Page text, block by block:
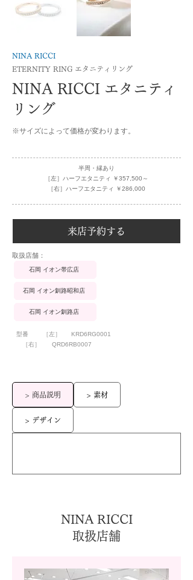
NINA RICCI
ETERNITY RING エタニティリング
NINA RICCI エタニティ
リング
※サイズによって価格が変わります。
半周・縁あり
［左］ハーフエタニティ ￥357,500～
［右］ハーフエタニティ ￥286,000
来店予約する
​取扱店舗：
石岡 イオン帯広店
石岡 イオン釧路昭和店
石岡 イオン釧路店
型番 ［左］
KRD6RG0001
［右］
QRD6RB0007
> 商品説明 > 素材
> デザイン
NINA RICCI
取扱店舗